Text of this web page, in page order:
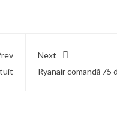
Next
Ryanair comandă 75